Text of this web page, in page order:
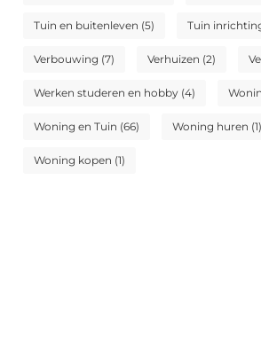
Tuin en buitenleven (5) Tuin
Verbouwing (7) Verhuizen (2)
Werken studeren en hobby (4)
Woning en Tuin (66) Woning huren (1)
Woning kopen (1)